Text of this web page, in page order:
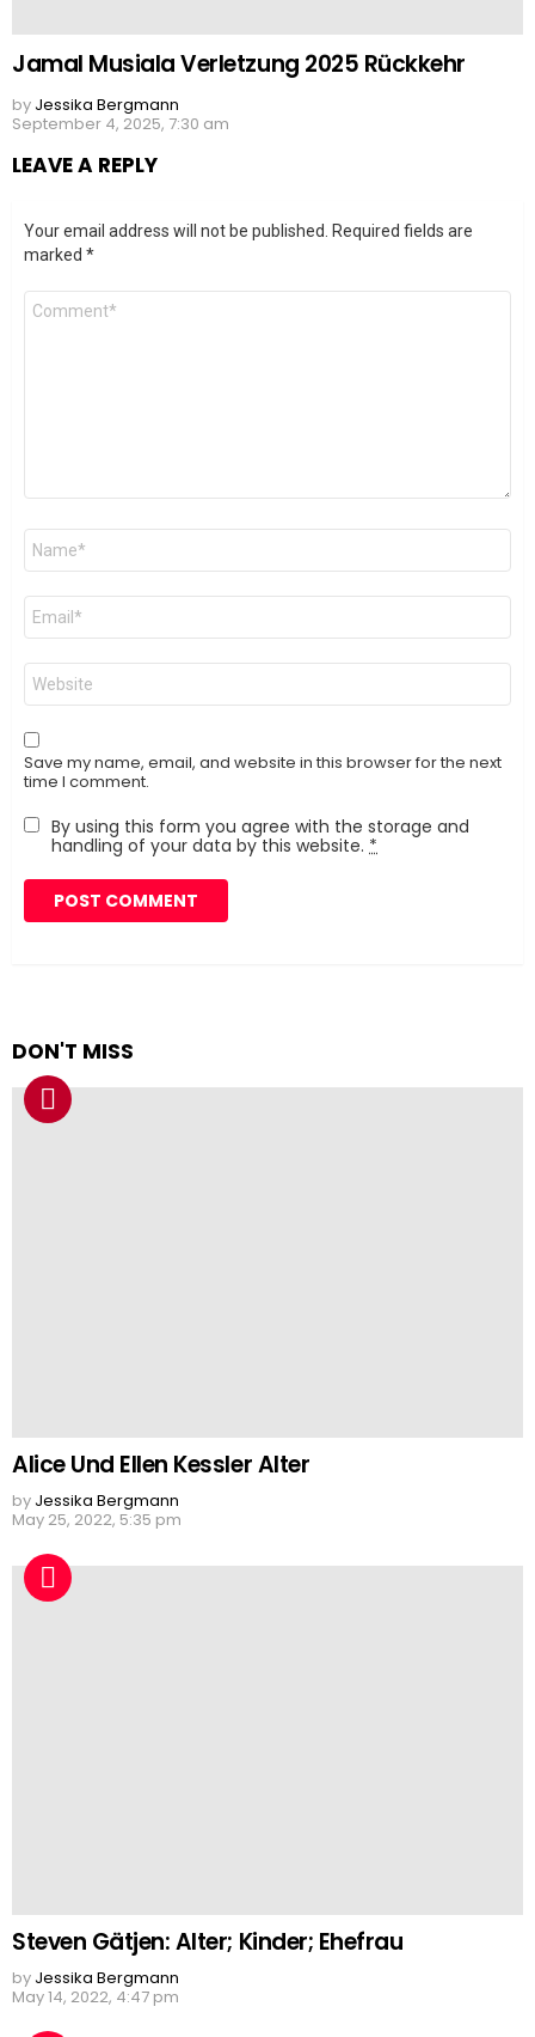
Jamal Musiala Verletzung 2025 Rückkehr
by Jessika Bergmann
September 4, 2025, 7:30 am
LEAVE A REPLY
Your email address will not be published.
Required fields are
marked *
Comment
Name
Email
Website
Save my name, email, and website in this browser for the next
time I comment.
By using this form you agree with the storage and
handling of your data by this website. *
DON'T MISS
Alice Und Ellen Kessler Alter
by Jessika Bergmann
May 25, 2022, 5:35 pm
Steven Gätjen: Alter; Kinder; Ehefrau
by Jessika Bergmann
May 14, 2022, 4:47 pm